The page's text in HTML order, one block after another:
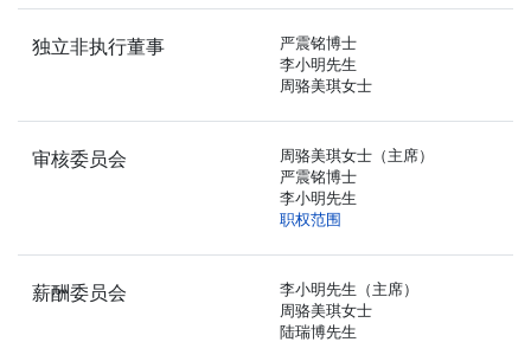
独立非执行董事
严震铭博士
李小明先生
周骆美琪女士
审核委员会
周骆美琪女士（主席）
严震铭博士
李小明先生
职权范围
薪酬委员会
李小明先生（主席）
周骆美琪女士
陆瑞博先生